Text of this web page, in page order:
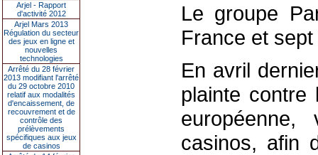
Arjel - Rapport
d'activité 2012
Arjel Mars 2013
Régulation du secteur
des jeux en ligne et
nouvelles
technologies
Arrêté du 28 février
2013 modifiant l'arrêté
du 29 octobre 2010
relatif aux modalités
d'encaissement, de
recouvrement et de
contrôle des
prélèvements
spécifiques aux jeux
de casinos
Le groupe
France et
En avril
plainte contre
casinos, afin